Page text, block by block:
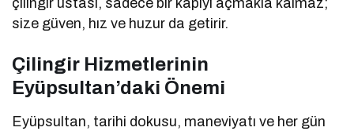
çilingir ustası, sadece bir kapıyı açmakla kalmaz;
size güven, hız ve huzur da getirir.
Çilingir Hizmetlerinin
Eyüpsultan’daki Önemi
Eyüpsultan, tarihi dokusu, maneviyatı ve her gün